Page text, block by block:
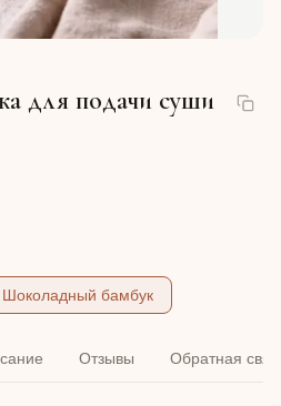
для подачи суши
Шоколадный бамбук
Отзывы Обратная